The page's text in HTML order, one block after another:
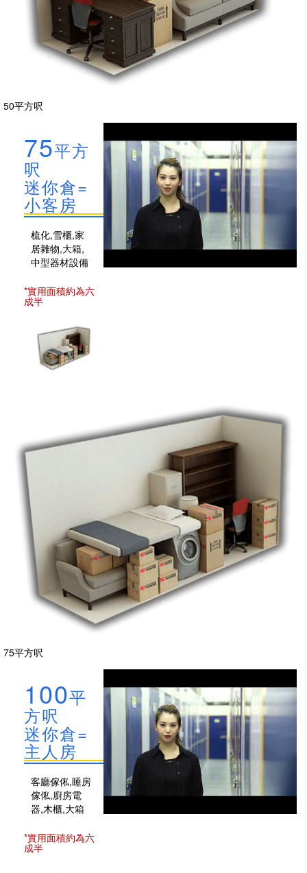
50平方呎
75平方
呎
迷你倉=
小客房
梳化,雪櫃,家
居雜物,大箱,
中型器材設備
*實用面積約為六
成半
75平方呎
100平
方呎
迷你倉=
主人房
客廳傢俬,睡房
傢俬,廚房電
器,木櫃,大箱
*實用面積約為六
成半